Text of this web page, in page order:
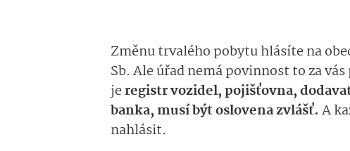
Změnu trvalého pobytu hlásíte na
Sb. Ale úřad nemá povinnost to za
jeregistr vozidel, pojišťovna,
banka, musí být oslovena zvlášť. A
nahlásit.